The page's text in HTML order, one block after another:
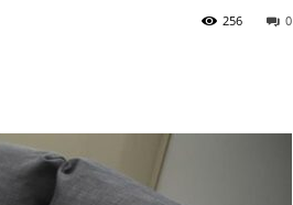
0
256